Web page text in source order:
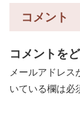
コメント
コメントを
メールアドレス
いている欄は必